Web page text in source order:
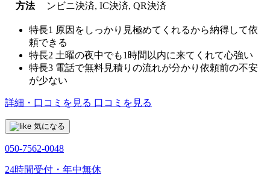
方法
ンビニ決済, IC決済, QR決済
特長1 原因をしっかり見極めてくれるから納得して依
頼できる
特長2 土曜の夜中でも1時間以内に来てくれて心強い
特長3 電話で無料見積りの流れが分かり依頼前の不安
が少ない
詳細・口コミを見る 口コミを見る
気になる
050-7562-0048
24時間受付・年中無休